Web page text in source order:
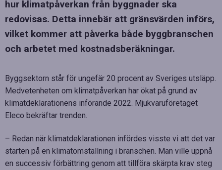
hur klimatpåverkan från byggnader ska
redovisas. Detta innebär att gränsvärden införs,
vilket kommer att påverka både byggbranschen
och arbetet med kostnadsberäkningar.
Byggsektorn står för ungefär 20 procent av Sveriges utsläpp.
Medvetenheten om klimatpåverkan har ökat på grund av
klimatdeklarationens införande 2022. Mjukvaruföretaget
Eleco bekräftar trenden.
– Redan när klimatdeklarationen infördes visste vi att det var
starten på en klimatomställning i branschen. Man ville uppnå
en successiv förbättring genom att tillföra skärpta krav steg